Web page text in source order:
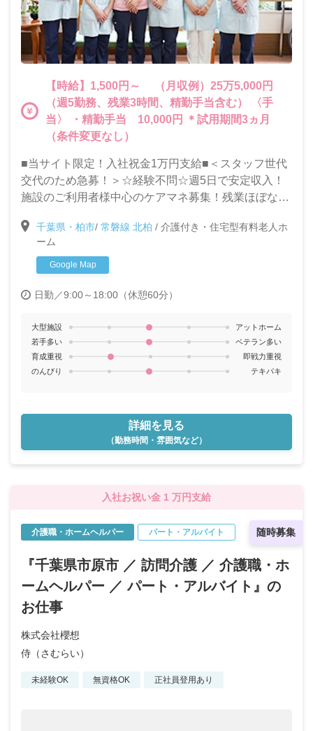
【時給】1,500円～ （月収例）25万5,000円
（週5勤務、残業3時間、精勤手当含む） 〈手
当〉 ・精勤手当 10,000円 ＊試用期間3ヵ月
（条件変更なし）
■当サイト限定！入社祝金1万円支給■＜スタッフ世代
交代のため急募！＞☆経験不問☆週5日で安定収入！
施設のご利用者様中心のケアマネ募集！残業ほぼなし
ます♪〈賞与/精勤手当など手当充実！〉
千葉県・柏市/ 常磐線 北柏 / 介護付き・住宅型有料老人ホ
ーム
Google Map
日勤／9:00～18:00（休憩60分）
大型施設
アットホーム
若手多い
ベテラン多い
育成重視
即戦力重視
のんびり
テキパキ
詳細を見る
（勤務時間・雰囲気など）
入社お祝い金 1 万円支給
随時募集
介護職・ホームヘルパー パート・アルバイト
『千葉県市原市 ／ 訪問介護 ／ 介護職・ホ
ームヘルパー ／ パート・アルバイト』の
お仕事
株式会社櫻想
侍（さむらい）
未経験OK 無資格OK 正社員登用あり